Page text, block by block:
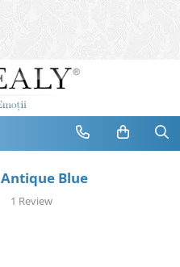
Blue
1 Review